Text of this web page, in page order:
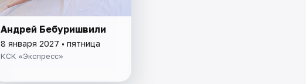
Андрей Бебуришвили
8 января 2027 • пятница
КСК «Экспресс»